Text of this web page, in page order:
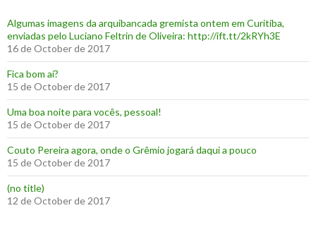
Algumas imagens da arquibancada gremista ontem em Curitiba,
enviadas pelo Luciano Feltrin de Oliveira: http://ift.tt/2kRYh3E
16 de October de 2017
‪Fica bom aí?‬
15 de October de 2017
Uma boa noite para vocês, pessoal!
15 de October de 2017
‪Couto Pereira agora, onde o Grêmio jogará daqui a pouco ‬
15 de October de 2017
(no title)
12 de October de 2017